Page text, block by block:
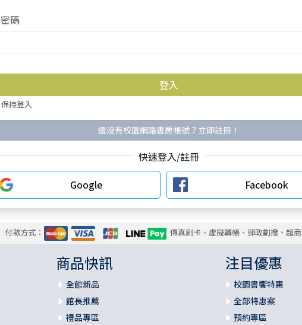
密碼
保持登入
還沒有校園網路書房帳號？立即註冊！
快速登入/註冊
Google
Facebook
付款方式： 傳真刷卡、虛擬轉帳、郵政劃撥、超
商品快訊
全館新品
館長推薦
禮品專區
注目優惠
校園書饗特惠
全部特惠案
預約專區